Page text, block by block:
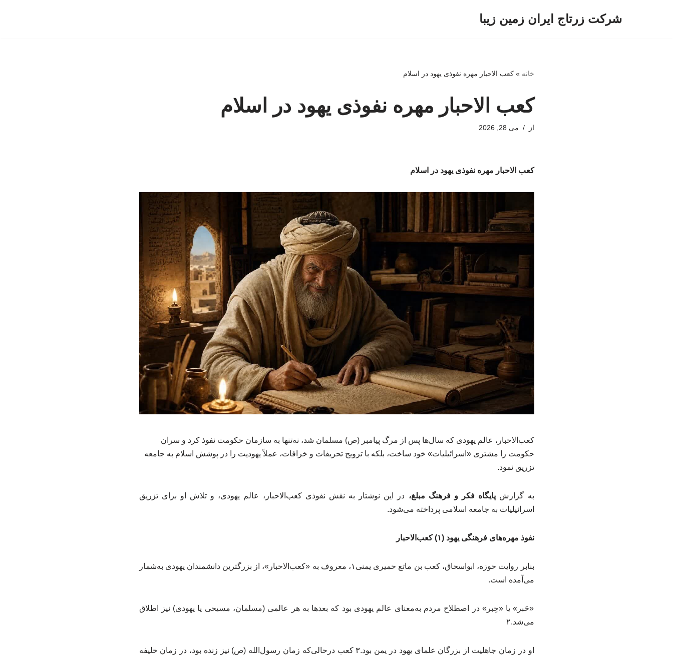
شرکت زرتاج ایران زمین زیبا
خانه »کعب الاحبار مهره نفوذی یهود در اسلام
کعب الاحبار مهره نفوذی یهود در اسلام
از می 28, 2026
کعب الاحبار مهره نفوذی یهود در اسلام
کعب‌الاحبار، عالم یهودی که سال‌ها پس از مرگ پیامبر (ص) مسلمان شد، نه‌تنها به سازمان حکومت نفوذ کرد و سران
حکومت را مشتری «اسرائیلیات» خود ساخت، بلکه با ترویج تحریفات و خرافات، عملاً یهودیت را در پوشش اسلام به جامعه
تزریق نمود.
به گزارش پایگاه فکر و فرهنگ مبلغ، در این نوشتار به نقش نفوذی کعب‌الاحبار، عالم یهودی، و تلاش او برای تزریق
اسرائیلیات به جامعه اسلامی پرداخته می‌شود.
نفوذ مهره‌های فرهنگی یهود (۱) کعب‌الاحبار
بنابر روایت حوزه، ابواسحاق، کعب بن ماتع حمیری یمنی۱، معروف به «کعب‌الاحبار»، از بزرگترین دانشمندان یهودی به‌شمار
می‌آمده است.
«حَبر» یا «حِبر» در اصطلاح مردم به‌معنای عالم یهودی بود که بعدها به هر عالمی (مسلمان، مسیحی یا یهودی) نیز اطلاق
می‌شد.۲
او در زمان جاهلیت از بزرگان علمای یهود در یمن بود.۳ کعب درحالی‌که زمان رسول‌الله (ص) نیز زنده بود، در زمان خلیفه